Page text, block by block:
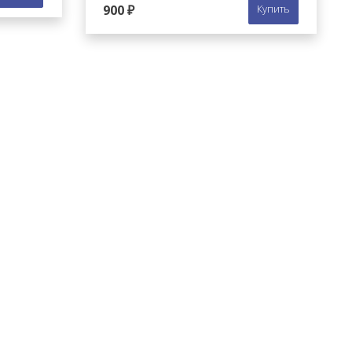
900 ₽ Купить